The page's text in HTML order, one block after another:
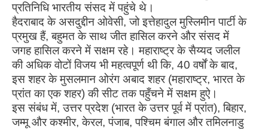
प्रतिनिधि भारतीय संसद में पहुंचे थे।
हैदराबाद के असदुद्दीन ओवेसी, जो इत्तेहादुल मुस्लिमीन पार्टी के
प्रमुख हैं, बहुमत के साथ जीत हासिल करने और संसद में
जगह हासिल करने में सक्षम रहे। महाराष्ट्र के सैय्यद जलील
की अधिक वोटों विजय भी महत्वपूर्ण थी कि, 40 वर्षों के बाद,
इस शहर के मुसलमान ओरंग अबाद शहर (महाराष्ट्र, भारत के
प्रांत का एक शहर) की सीट तक पहुँचने में सक्षम हुऐ।
इस संबंध में, उत्तर प्रदेश (भारत के उत्तर पूर्व में प्रांत), बिहार,
जम्मू और कश्मीर, केरल, पंजाब, पश्चिम बंगाल और तमिलनाडु